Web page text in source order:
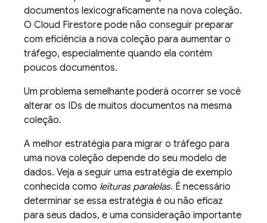
documentos lexicograficamente na nova coleção.
O Cloud Firestore pode não conseguir preparar
com eficiência a nova coleção para aumentar o
tráfego, especialmente quando ela contém
poucos documentos.
Um problema semelhante poderá ocorrer se você
alterar os IDs de muitos documentos na mesma
coleção.
A melhor estratégia para migrar o tráfego para
uma nova coleção depende do seu modelo de
dados. Veja a seguir uma estratégia de exemplo
conhecida como leituras paralelas. É necessário
determinar se essa estratégia é ou não eficaz
para seus dados, e uma consideração importante